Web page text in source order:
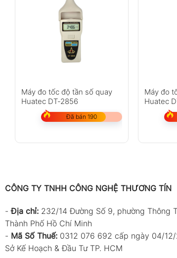
Bao gồm hộp đựng và pin AA sử
Thông số kỹ thuật
Phạm vi đo tốc độ quay
Độ phân giải tốc độ quay
Độ phân giải trên 1000 RPM
Thời gian lấy mẫu
Màn hình hiển thị
Máy đo tốc độ tần số quay
Huatec DT-2856
Đã bán 190
Máy đo
Huatec
CÔNG TY TNHH CÔNG NGHỆ THƯƠNG TÍN
-Địa chỉ: 232/14 Đường Số 9, phường Thông
Thành Phố Hồ Chí Minh
- Mã Số Thuế: 0312 076 692 cấp ngày 04/
Sở Kế Hoạch & Đầu Tư TP. HCM